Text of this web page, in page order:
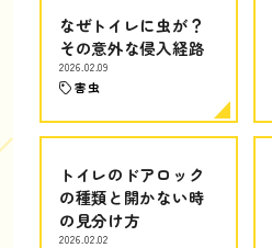
なぜトイレに虫が？
その意外な侵入経路
2026.02.09
害虫
トイレのドアロック
の種類と開かない時
の見分け方
2026.02.02